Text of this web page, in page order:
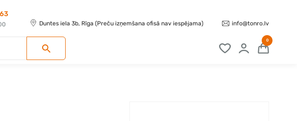
Duntes iela 3b, Rīga (Preču izņemšana ofisā nav iespējama) info@tonro.lv
0